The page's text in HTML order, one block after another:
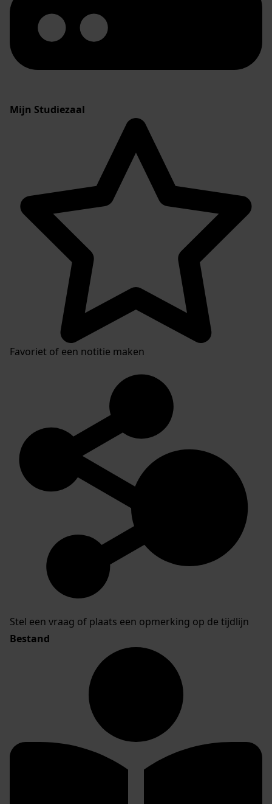
Mijn Studiezaal
Favoriet of een notitie maken
Stel een vraag of plaats een opmerking op de tijdlijn
Bestand